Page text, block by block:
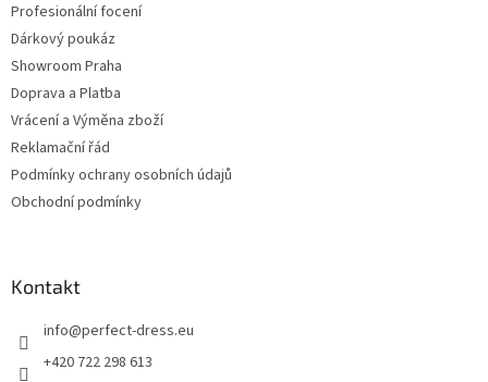
Profesionální focení
Dárkový poukáz
Showroom Praha
Doprava a Platba
Vrácení a Výměna zboží
Reklamační řád
Podmínky ochrany osobních údajů
Obchodní podmínky
Kontakt
info@perfect-dress.eu
+420 722 298 613